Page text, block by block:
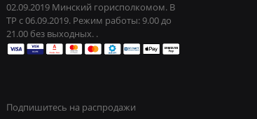
02.09.2019 Минский горисполкомом. В
ТР с 06.09.2019. Режим работы: 9.00 до
21.00 без выходных. .
Подпишитесь на распродажи